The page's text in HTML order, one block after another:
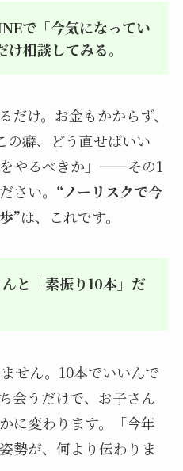
で「今気になってい
相談してみる。
だけ。お金もかからず、
の癖、どう直せばいい
やるべきか」——その1
さい。 “ノーリスクで今
”は、これです。
と「素振り10本」だ
せん。10本でいいんで
会うだけで、お子さん
に変わります。「今年
勢が、何より伝わりま